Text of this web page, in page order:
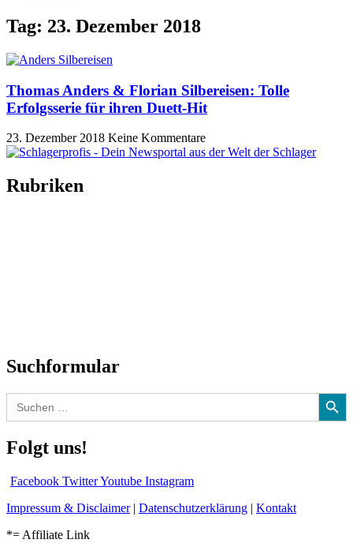
Tag: 23. Dezember 2018
Thomas Anders & Florian Silbereisen: Tolle
Erfolgsserie für ihren Duett-Hit
23. Dezember 2018 Keine Kommentare
Rubriken
Suchformular
Search
for:
Search Button
Folgt uns!
Facebook TwitterYoutube Instagram
Impressum & Disclaimer| Datenschutzerklärung | Kontakt
*= Affiliate Link